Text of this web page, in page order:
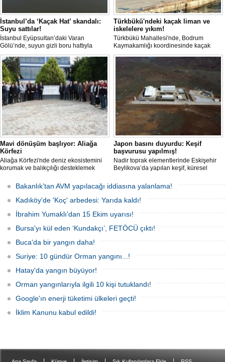
İstanbul’da ‘Kaçak Hat’ skandalı:
Suyu sattılar!
İstanbul Eyüpsultan’daki Varan
Gölü’nde, suyun gizli boru hattıyla
çekilip tankerlere aktarıldığı öne
sürüldü. Hattın izini süren vatandaşlar,
yaklaşık 3 kilometrelik kaçak düzenek
kurulduğunu iddia etti.
Türkbükü'ndeki kaçak liman ve
iskelelere yıkım!
Türkbükü Mahallesi'nde, Bodrum
Kaymakamlığı koordinesinde kaçak
liman ve iskelelere yönelik yıkım
çalışması başlatıldı.
Mavi dönüşüm başlıyor: Aliağa
Körfezi
Aliağa Körfezi'nde deniz ekosistemini
korumak ve balıkçılığı desteklemek
Japon basını duyurdu: Keşif
başvurusu yapılmış!
Nadir toprak elementlerinde Eskişehir
Beylikova’da yapılan keşif, küresel
yeni bir hamle geldi.
Bakanlık’tan AVM yapılacağı iddiasına yalanlama!
Kadıköy'de 'Koç' arbedesi: Yarıda kaldı!
İbrahim Yumaklı'dan 15 Ekim uyarısı!
Bursa'yı kül eden ‘Kundakçı’, FETÖCÜ çıktı!
Buca'da bir yangın daha!
Suriye: 10 gündür Orman yangını...!
Hatay'da yangın büyüyor!
Orman yangınlarıyla ilgili 10 kişi tutuklandı!
Google'ın enerji tüketimi ülkeleri geçti!
İklim Kanunu kabul edildi!
Ondokuzmayıs
Hastanesinde bazı
hastalardan rüşvet aldığı
başlatılan 'Soruşturma'
Samsun ve Ordu’da eş
operasyon düzenlendi.
Doktorun da bulunduğu
gözaltına alındı.
Testo Taylan, ilk
'Testo Taylan' mahlasıyla
yaklaşık 2 aydır tutuklu
Danyıldız, çıktığı ilk
TL'ye dayandı!
sınırına ulaştı. Fiyat
diğer Apple ürünlerine de